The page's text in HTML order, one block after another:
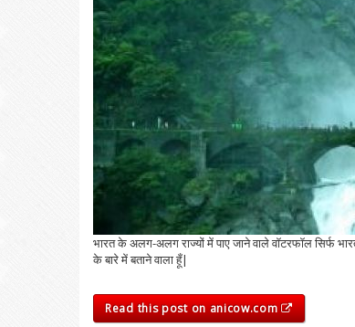
भारत के अलग-अलग राज्यों में पाए जाने वाले वॉटरफॉल
के बारे में बताने वाला हूँ|
Read this post on anicow.com